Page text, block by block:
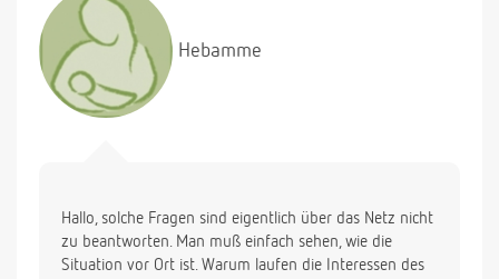
Angelique
Hebamme
Hallo, solche Fragen sind eigentlich über das Netz nicht
zu beantworten. Man muß einfach sehen, wie die
Situation vor Ort ist. Warum laufen die Interessen des